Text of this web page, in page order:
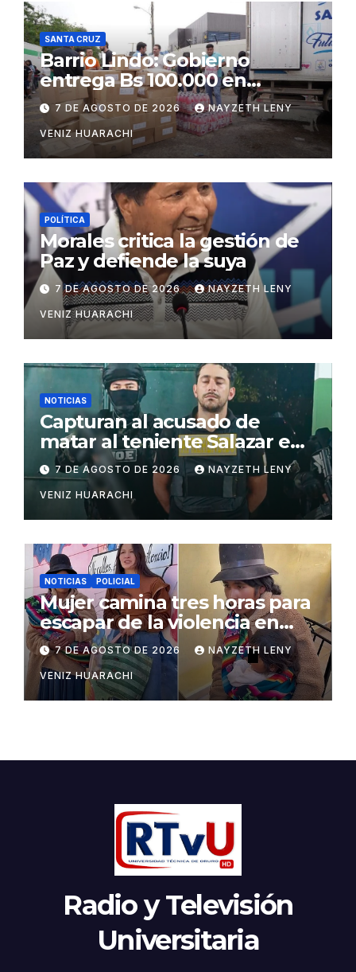
SANTA CRUZ
Barrio Lindo: Gobierno
entrega Bs 100.000 en
insumos para afectados
7 DE AGOSTO DE 2026 NAYZETH LENY
VENIZ HUARACHI
POLÍTICA
Morales critica la gestión de
Paz y defiende la suya
7 DE AGOSTO DE 2026 NAYZETH LENY
VENIZ HUARACHI
NOTICIAS
Capturan al acusado de
matar al teniente Salazar en
San Matías
7 DE AGOSTO DE 2026 NAYZETH LENY
VENIZ HUARACHI
NOTICIAS POLICIAL
Mujer camina tres horas para
escapar de la violencia en
Potosí
7 DE AGOSTO DE 2026 NAYZETH LENY
VENIZ HUARACHI
Radio y Televisión
Universitaria